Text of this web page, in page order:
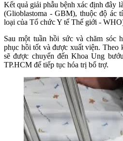
Kết quả giải phẫu bệnh xác định đây
(Glioblastoma - GBM), thuộc độ ác
loại của Tổ chức Y tế Thế giới -
Sau một tuần hồi sức và chăm sóc
phục hồi tốt và được xuất viện. Theo
sẽ được chuyển đến Khoa Ung
TP.HCM để tiếp tục hóa trị bổ trợ.